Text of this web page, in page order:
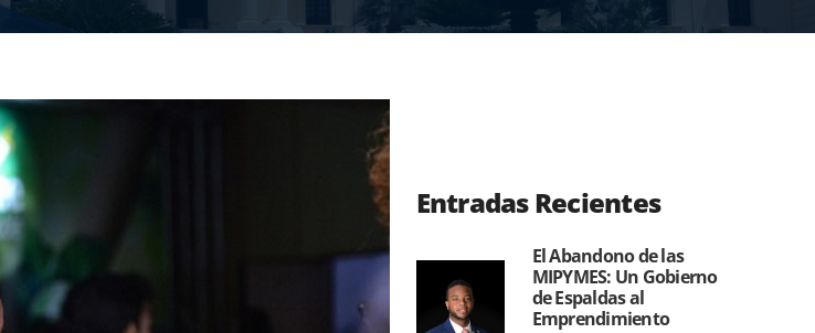
Entradas Recientes
El Abandono de las
MIPYMES: Un Gobierno
de Espaldas al
Emprendimiento